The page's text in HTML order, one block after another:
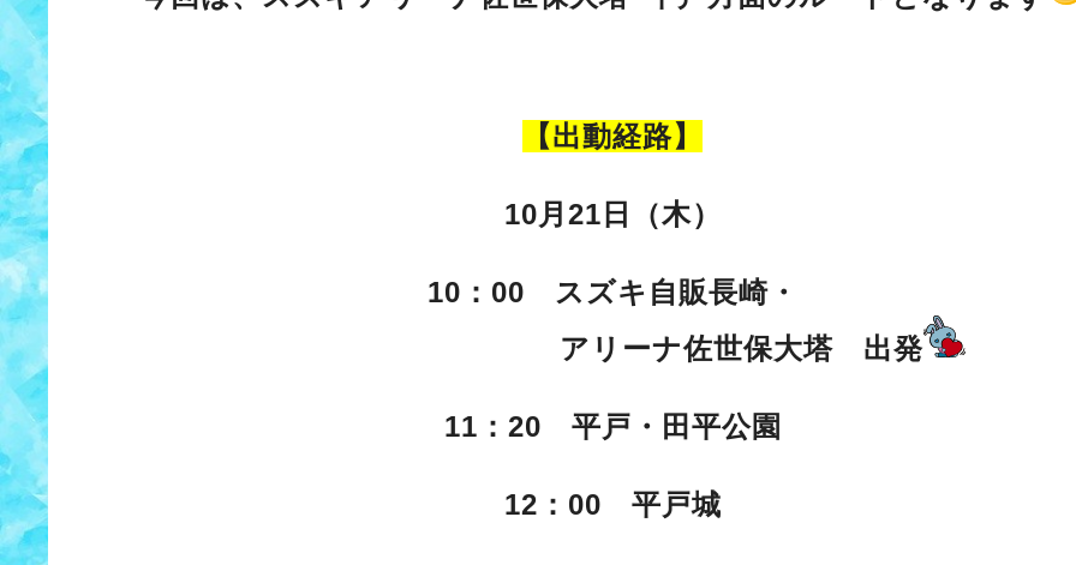
【出動経路】
10月21日（木）
10：00 スズキ自販長崎・
アリーナ佐世保大塔 出発
11：20 平戸・田平公園
12：00 平戸城